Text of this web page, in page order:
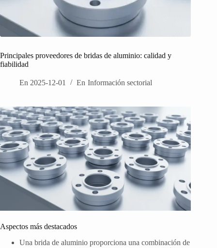
Principales proveedores de bridas de aluminio: calidad y
fiabilidad
En 2025-12-01 En Información sectorial
Aspectos más destacados
Una brida de aluminio proporciona una combinación de